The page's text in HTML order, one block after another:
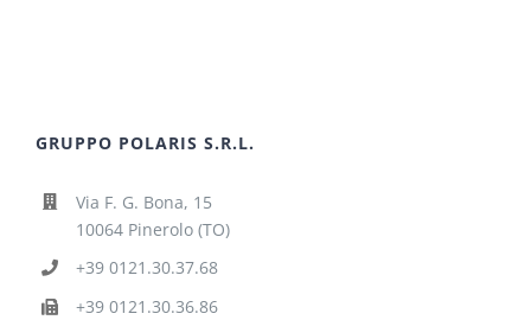
GRUPPO POLARIS S.R.L.
Via F. G. Bona, 15
10064 Pinerolo (TO)
+39 0121.30.37.68
+39 0121.30.36.86